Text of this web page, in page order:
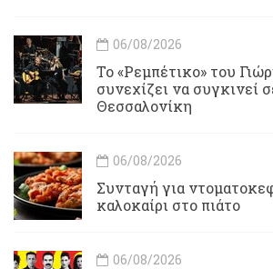
06/08/2026
Το «Ρεμπέτικο» του
συνεχίζει να συγκινεί
Θεσσαλονίκη
06/08/2026
Συνταγή για
καλοκαίρι στο πιάτο
06/08/2026